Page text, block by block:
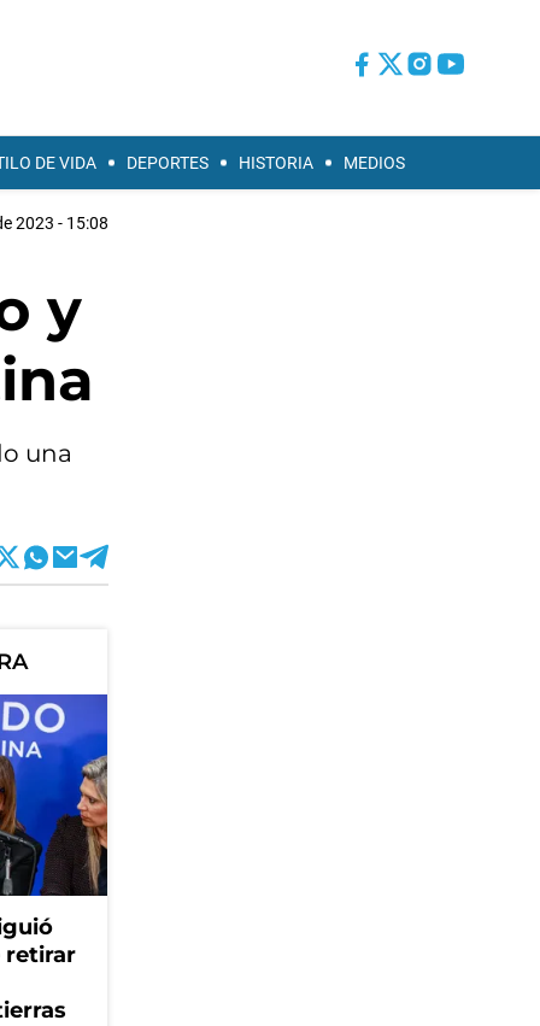
DE VIDA DEPORTES HISTORIA MEDIOS
2023 - 15:08
y
una
retirar